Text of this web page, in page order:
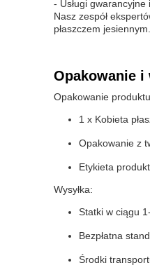
- Usługi
Nasz zespół
płaszczem jesiennym.
Opakowanie i
Opakowanie
1 x Kobieta
Opakowanie z
Etykieta
Wysyłka:
Statki w ciągu
Bezpłatna
Środki